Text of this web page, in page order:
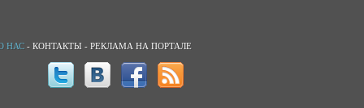
НАС - КОНТАКТЫ - РЕКЛАМА НА ПОРТАЛЕ